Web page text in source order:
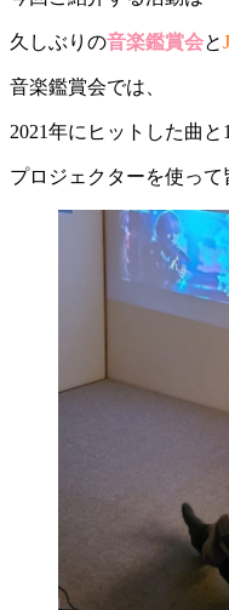
久しぶりの音楽鑑賞会と
音楽鑑賞会では、
2021年にヒットした曲
プロジェクターを使っ